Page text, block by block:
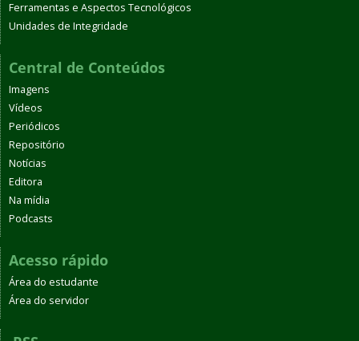
Ferramentas e Aspectos Tecnológicos
Unidades de Integridade
Central de Conteúdos
Imagens
Vídeos
Periódicos
Repositório
Notícias
Editora
Na mídia
Podcasts
Acesso rápido
Área do estudante
Área do servidor